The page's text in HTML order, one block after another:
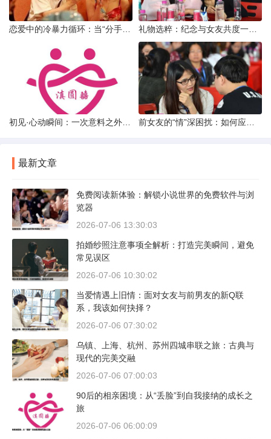
最新文章
免费阅读新体验：解锁小说世界的免费软件与浏
览器
2026-07-06 13:30:03
拍婚纱照注意事项全解析：打造完美瞬间，避免
常见误区
2026-07-06 10:30:02
当爱情遇上旧情：面对女友与前男友的新Q联
系，我该如何抉择？
2026-07-06 07:30:02
乌镇、上海、杭州、苏州四城串联之旅：古典与
现代的完美交融
2026-07-06 07:00:03
90后的相亲困境：从“丢脸”到自我接纳的成长之
旅
2026-07-06 06:00:09